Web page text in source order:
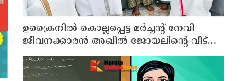
ഉക്രൈനിൽ കൊല്ലപ്പെട്ട മർച്ചന്റ് നേവി
ജീവനക്കാരൻ അഖിൽ ജോയലിന്റെ വീട്
മന്ത്രി അനൂപ് ജേക്കബ്ബ് സന്ദർശിച്ചു